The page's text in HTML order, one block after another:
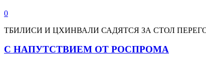
0
ТБИЛИСИ И ЦХИНВАЛИ САДЯТСЯ ЗА СТОЛ
С НАПУТСТВИЕМ ОТ РОСПРОМА